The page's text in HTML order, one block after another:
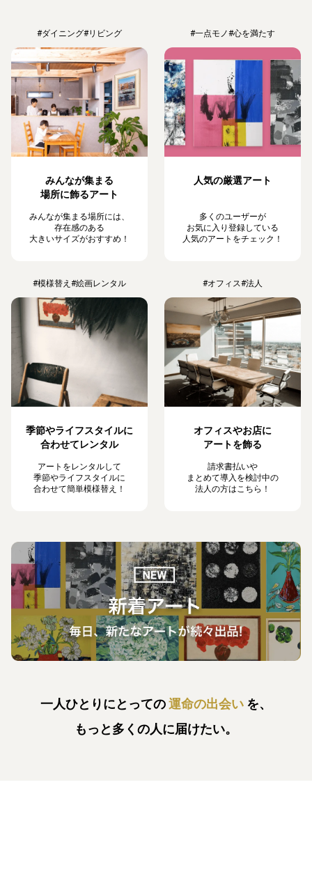
#ダイニング#リビング
みんなが集まる
場所に飾るアート
みんなが集まる場所には、
存在感のある
大きいサイズがおすすめ！
#一点モノ#心を満たす
人気の厳選アート
多くのユーザーが
お気に入り登録している
人気のアートをチェック！
#模様替え #絵画レンタル
季節やライフスタイルに
合わせてレンタル
アートをレンタルして
季節やライフスタイルに
合わせて簡単模様替え！
#オフィス#法人
オフィスやお店に
アートを飾る
請求書払いや
まとめて導入を検討中の
法人の方はこちら！
一人ひとりにとっての運命の出会い を、
もっと多くの人に届けたい。